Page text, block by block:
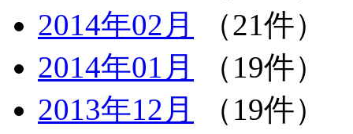
2014年02月
（21件）
2014年01月
（19件）
2013年12月
（19件）